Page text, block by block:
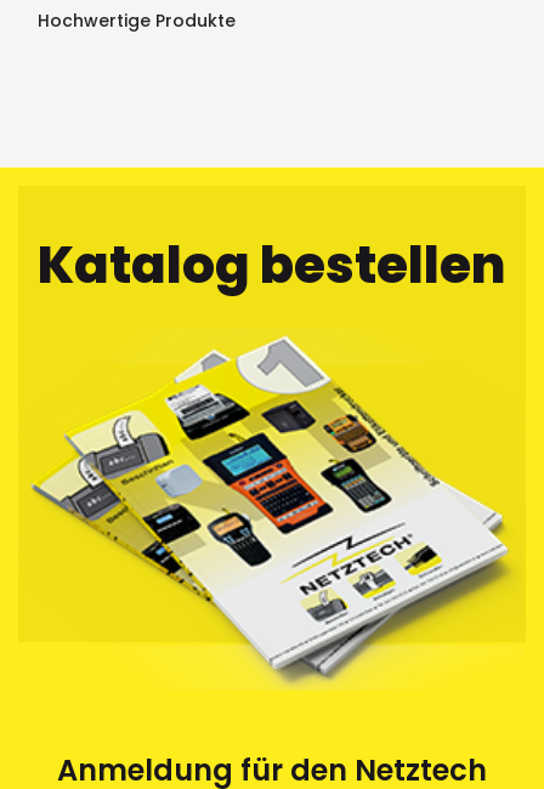
Hochwertige Produkte
Katalog bestellen
Anmeldung für den Netztech